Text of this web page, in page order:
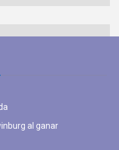
al ganar